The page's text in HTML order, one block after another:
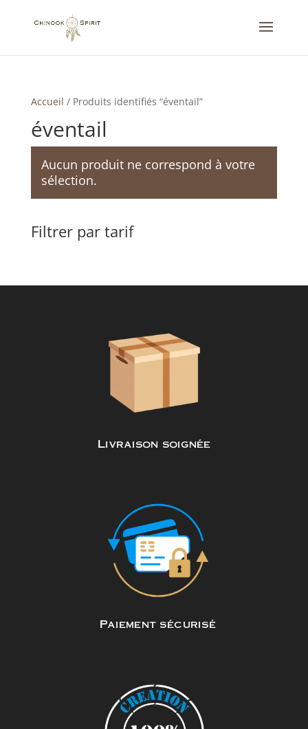
Accueil / Produits identifiés “éventail”
éventail
Aucun produit ne correspond à votre
sélection.
Filtrer par tarif
Livraison soignée
Paiement sécurisé